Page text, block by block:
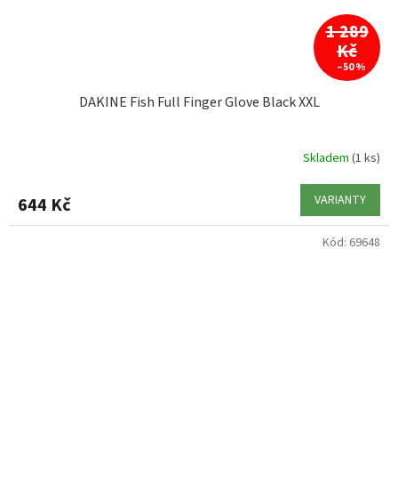
1 289
Kč
–50 %
DAKINE Fish Full Finger Glove Black XXL
Skladem (1 ks)
644 Kč VARIANTY
Kód: 69648